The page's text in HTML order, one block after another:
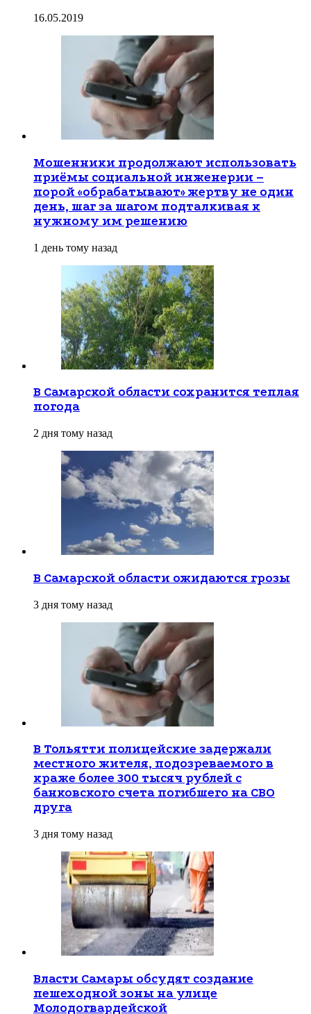
16.05.2019
Мошенники продолжают использовать
приёмы социальной инженерии –
порой «обрабатывают» жертву не один
день, шаг за шагом подталкивая к
нужному им решению
1 день тому назад
В Самарской области сохранится теплая
погода
2 дня тому назад
В Самарской области ожидаются грозы
3 дня тому назад
В Тольятти полицейские задержали
местного жителя, подозреваемого в
краже более 300 тысяч рублей с
банковского счета погибшего на СВО
друга
3 дня тому назад
Власти Самары обсудят создание
пешеходной зоны на улице
Молодогвардейской